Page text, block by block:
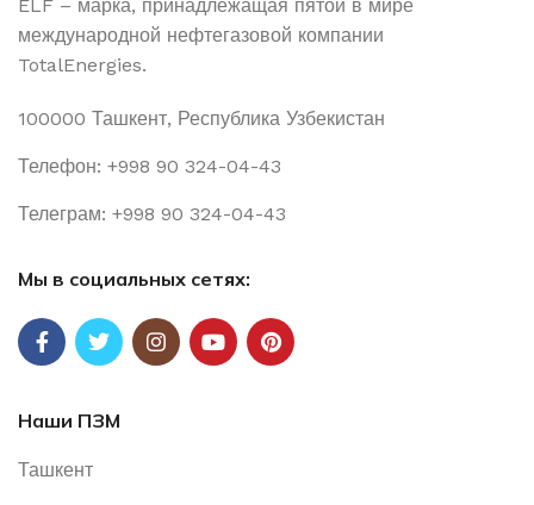
материалы и специальные жидкости для легковых
автомобилей, мотоциклов и скутеров, а также
производства автомобильных масел
Исследовательский центр CRES (г. Солез, Франция)
Исследовательский центр TCAP (г. Мумбаи, Индия)
ELF – марка, принадлежащая пятой в мире
международной нефтегазовой компании
TotalEnergies.
100000 Ташкент, Республика Узбекистан
Телефон: +998 90 324-04-43
Телеграм: +998 90 324-04-43
Мы в социальных сетях:
Наши ПЗМ
Ташкент